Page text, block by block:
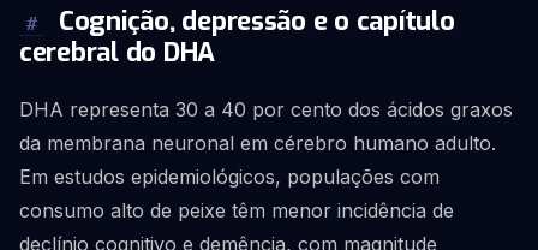
#
Cognição, depressão e o capítulo
cerebral do DHA
DHA representa 30 a 40 por cento dos ácidos graxos
da membrana neuronal em cérebro humano adulto.
Em estudos epidemiológicos, populações com
consumo alto de peixe têm menor incidência de
declínio cognitivo e demência, com magnitude